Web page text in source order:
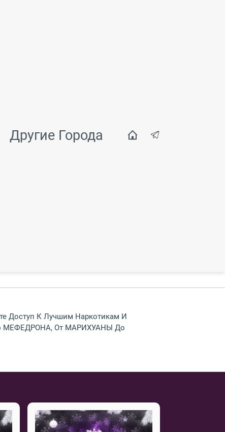
Другие Города
Доступ К Лучшим Наркотикам И
МЕФЕДРОНА, От МАРИХУАНЫ До